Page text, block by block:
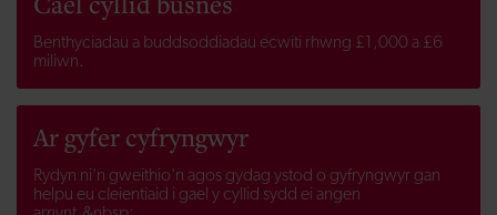
Benthyciadau a buddsoddiadau ecwiti rhwng £1,000 a £6
miliwn.
Ar gyfer cyfryngwyr
Rydyn ni'n gweithio'n agos gydag ystod o gyfryngwyr gan
helpu eu cleientiaid i gael y cyllid sydd ei angen